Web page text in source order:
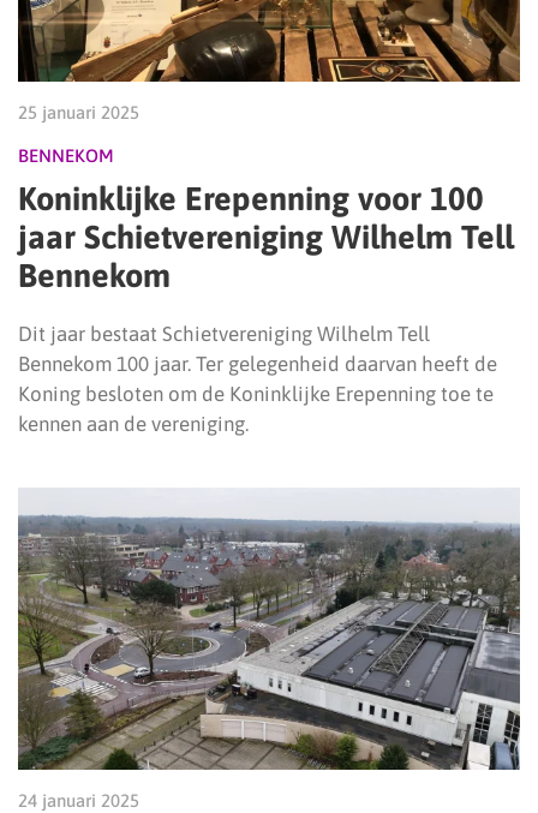
25 januari 2025
BENNEKOM
Koninklijke Erepenning voor 100
jaar Schietvereniging Wilhelm Tell
Bennekom
Dit jaar bestaat Schietvereniging Wilhelm Tell
Bennekom 100 jaar. Ter gelegenheid daarvan heeft de
Koning besloten om de Koninklijke Erepenning toe te
kennen aan de vereniging.
24 januari 2025